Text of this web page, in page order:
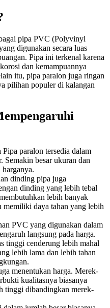
pipa PVC (Polyvinyl
digunakan secara luas
Pipa ini terkenal karena
dan kemampuannya
itu, pipa paralon juga ringan
pilihan populer di kalangan
Pipa paralon tersedia dalam
Semakin besar ukuran dan
dinding pipa juga
dinding yang lebih tebal
lebih banyak
memiliki daya tahan yang lebih
PVC yang digunakan dalam
langsung pada harga.
tinggi cenderung lebih mahal
lebih lama dan lebih tahan
menentukan harga. Merek-
kualitasnya biasanya
tinggi dibandingkan merek-